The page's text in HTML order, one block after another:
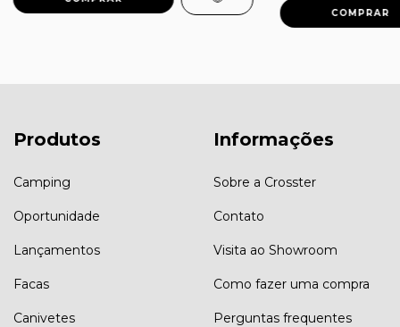
Produtos
Camping
Oportunidade
Lançamentos
Facas
Canivetes
Informações
Sobre a Crosster
Contato
Visita ao Showroom
Como fazer uma compra
Perguntas frequentes